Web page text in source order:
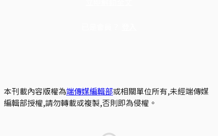
本刊載內容版權為端傳媒編輯部或相關單位所有,未經端傳媒
編輯部授權,請勿轉載或複製,否則即為侵權。